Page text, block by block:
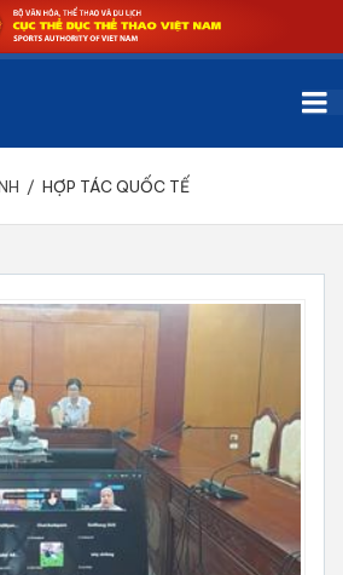
/ HỢP TÁC QUỐC TẾ